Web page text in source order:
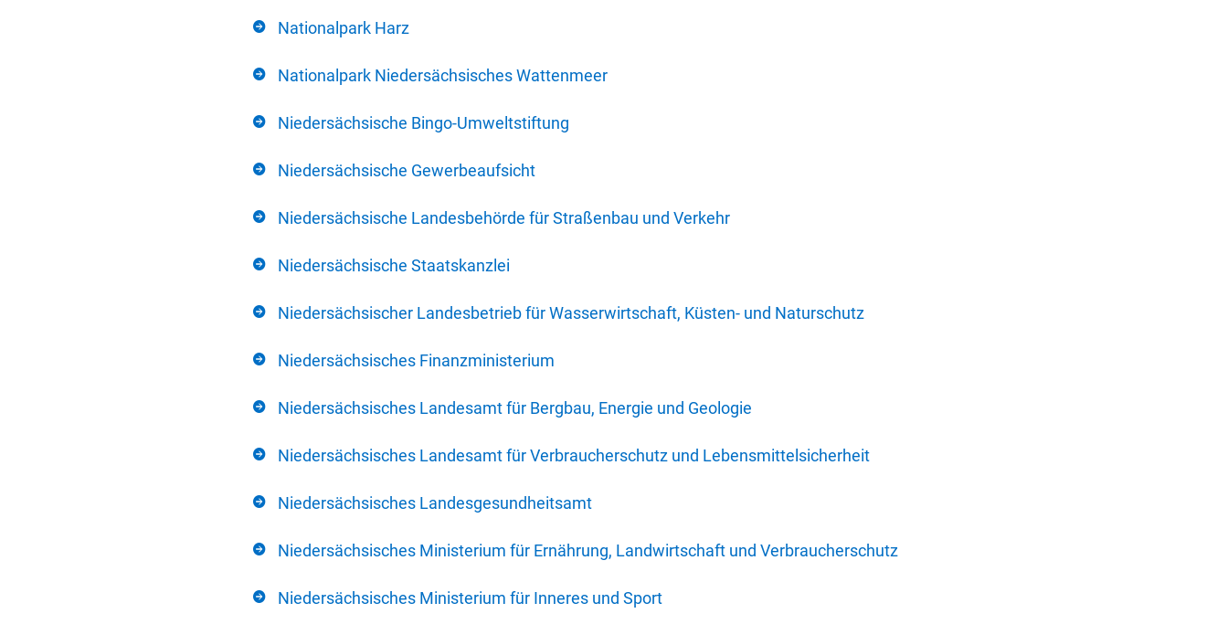
Nationalpark Harz
Nationalpark Niedersächsisches Wattenmeer
Niedersächsische Bingo-Umweltstiftung
Niedersächsische Gewerbeaufsicht
Niedersächsische Landesbehörde für Straßenbau und Verkehr
Niedersächsische Staatskanzlei
Niedersächsischer Landesbetrieb für Wasserwirtschaft, Küsten- und Naturschutz
Niedersächsisches Finanzministerium
Niedersächsisches Landesamt für Bergbau, Energie und Geologie
Niedersächsisches Landesamt für Verbraucherschutz und Lebensmittelsicherheit
Niedersächsisches Landesgesundheitsamt
Niedersächsisches Ministerium für Ernährung, Landwirtschaft und Verbraucherschutz
Niedersächsisches Ministerium für Inneres und Sport